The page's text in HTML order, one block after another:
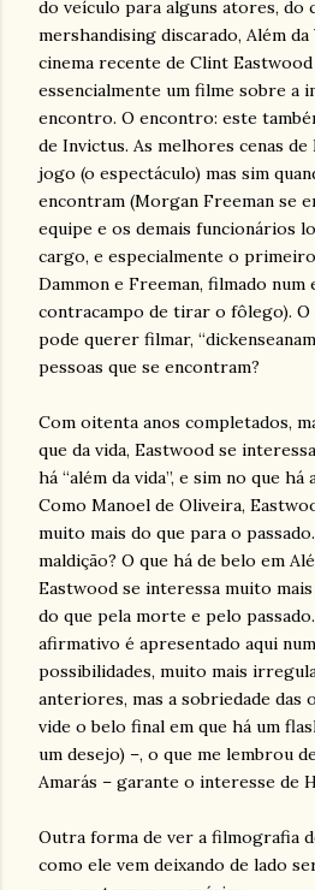
do veículo para alguns atores, do
mershandising discarado, Além da
cinema recente de Clint
essencialmente um filme sobre a
encontro. O encontro: este
de Invictus. As melhores cenas de
jogo (o espectáculo) mas sim
encontram (Morgan Freeman se
equipe e os demais funcionários
cargo, e especialmente o
Dammon e Freeman, filmado num
contracampo de tirar o fôlego). O
pode querer filmar,
pessoas que se encontram?
Com oitenta anos completados,
que da vida, Eastwood se
há “além da vida”, e sim no que há
Como Manoel de Oliveira,
muito mais do que para o
maldição? O que há de belo em
Eastwood se interessa muito
do que pela morte e pelo
afirmativo é apresentado aqui
possibilidades, muito mais
anteriores, mas a sobriedade das
vide o belo final em que há um
um desejo) –, o que me lembrou
Amarás – garante o interesse de
Outra forma de ver a filmografia
como ele vem deixando de lado